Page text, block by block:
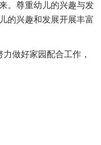
。尊重幼儿的兴趣与发
的兴趣和发展开展丰富
做好家园配合工作，